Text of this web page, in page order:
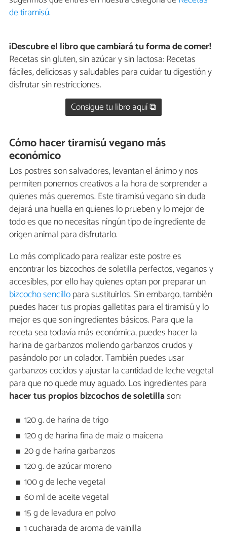
de tiramisú.
¡Descubre el libro que cambiará tu forma de comer!
Recetas sin gluten, sin azúcar y sin lactosa: Recetas
fáciles, deliciosas y saludables para cuidar tu digestión y
disfrutar sin restricciones.
Consigue tu libro aquí ⧉
Cómo hacer tiramisú vegano más
económico
Los postres son salvadores, levantan el ánimo y nos
permiten ponernos creativos a la hora de sorprender a
quienes más queremos. Este tiramisú vegano sin duda
dejará una huella en quienes lo prueben y lo mejor de
todo es que no necesitas ningún tipo de ingrediente de
origen animal para disfrutarlo.
Lo más complicado para realizar este postre es
encontrar los bizcochos de soletilla perfectos, veganos y
accesibles, por ello hay quienes optan por preparar un
bizcocho sencillopara sustituirlos. Sin embargo, también
puedes hacer tus propias galletitas para el tiramisú y lo
mejor es que son ingredientes básicos. Para que la
receta sea todavía más económica, puedes hacer la
harina de garbanzos moliendo garbanzos crudos y
pasándolo por un colador. También puedes usar
garbanzos cocidos y ajustar la cantidad de leche vegetal
para que no quede muy aguado. Los ingredientes para
hacer tus propios bizcochos de soletillason:
120 g. de harina de trigo
120 g de harina fina de maíz o maicena
20 g de harina garbanzos
120 g. de azúcar moreno
100 g de leche vegetal
60 ml de aceite vegetal
15 g de levadura en polvo
1 cucharada de aroma de vainilla